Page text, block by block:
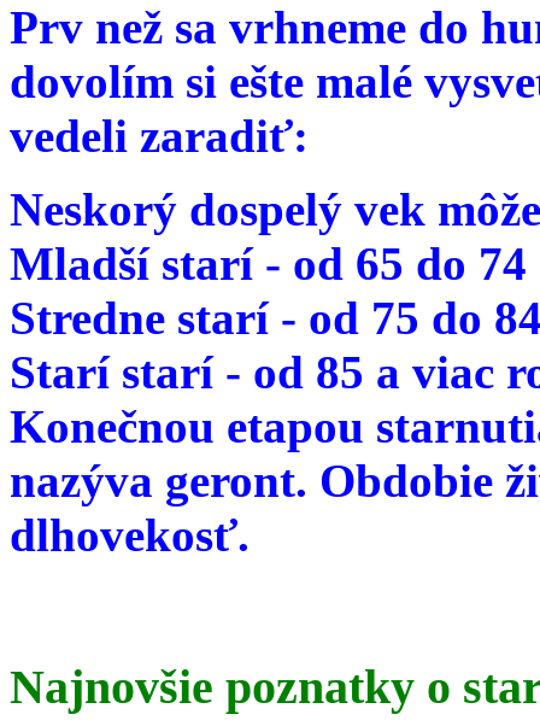
Prv než sa vrhneme do
dovolím si ešte malé
vedeli zaradiť:
Neskorý dospelý vek
Mladší starí - od 65 do
Stredne starí - od 75 do
Starí starí - od 85 a viac
Konečnou etapou
nazýva geront. Obdobie
dlhovekosť.
Najnovšie poznatky o